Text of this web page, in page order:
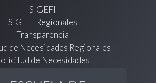
SIGEFI
SIGEFI Regionales
Transparencia
de Necesidades Regionales
de Necesidades